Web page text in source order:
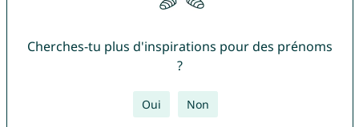
Cherches-tu plus d'inspirations pour des prénoms
?
Oui Non